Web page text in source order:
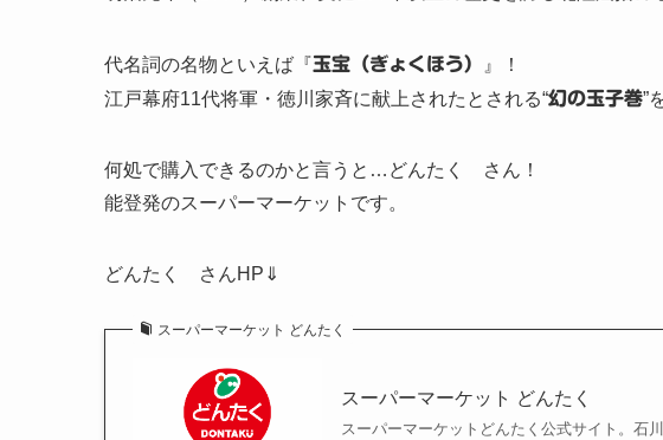
代名詞の名物といえば『玉宝（ぎょくほう）
』！
江戸幕府11代将軍・徳川家斉に献上されたとされる“幻の玉子巻”
何処で購入できるのかと言うと…どんたく さん！
能登発のスーパーマーケットです。
どんたく さんHP⇓
スーパーマーケット どんたく
スーパーマーケット どんたく
スーパーマーケットどんたく公式サイト。石